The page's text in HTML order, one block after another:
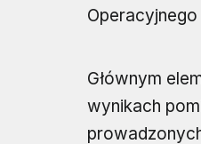
Operacyjnego
Głównym
wynikach